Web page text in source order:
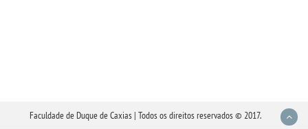
Faculdade de Duque de Caxias | Todos os direitos reservados © 2017.